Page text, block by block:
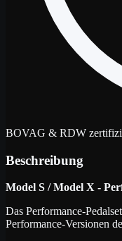
BOVAG & RDW
Beschreibung
Model S / Model X -
Das Performance-
Performance-Versionen